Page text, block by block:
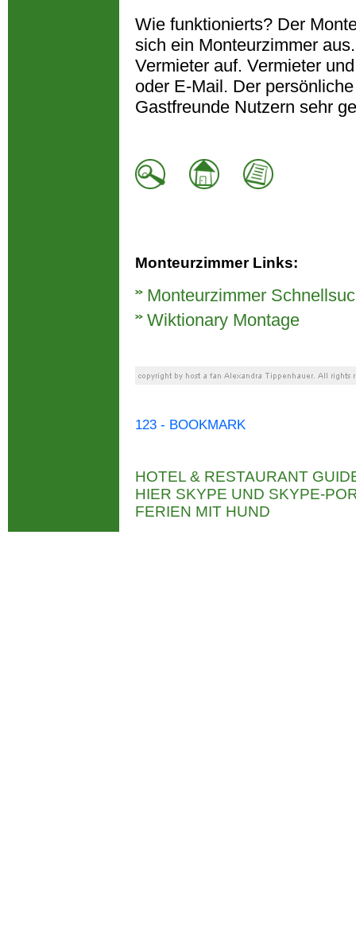
Wie funktionierts? Der
sich ein Monteurzimmer
Vermieter auf. Vermieter
oder E-Mail. Der
Gastfreunde Nutzern sehr
Monteurzimmer Links:
Monteurzimmer
Wiktionary Montage
123 - BOOKMARK
HOTEL & RESTAURANT
HIER SKYPE UND SKYPE-
FERIEN MIT HUND